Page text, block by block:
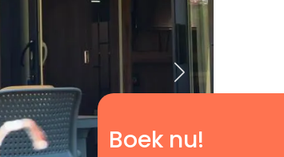
Boek nu!